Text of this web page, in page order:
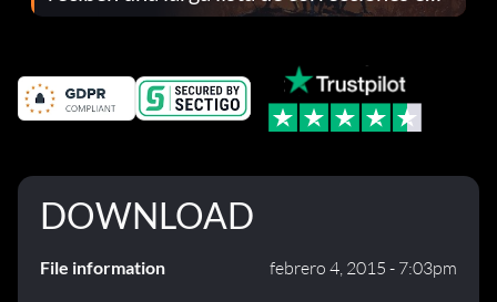
el parche 1.0.4
DOWNLOAD
File information febrero 4, 2015 - 7:03pm